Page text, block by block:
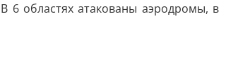
6 областях атакованы аэродромы, в